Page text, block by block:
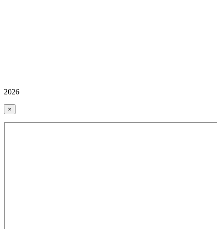
2026
×